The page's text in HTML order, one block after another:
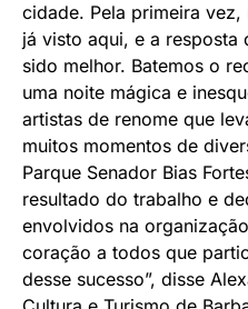
cidade. Pela primeira
já visto aqui, e a
sido melhor. Batemos o
uma noite mágica e
artistas de renome que
muitos momentos de
Parque Senador Bias
resultado do trabalho e
envolvidos na
coração a todos que
desse sucesso”, disse